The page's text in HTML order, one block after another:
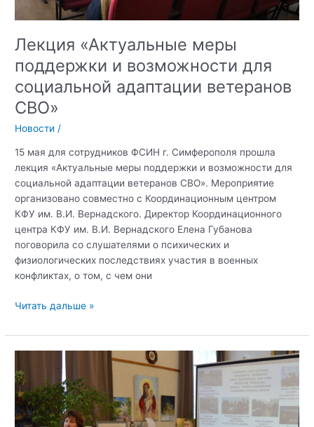
Лекция «Актуальные меры
поддержки и возможности для
социальной адаптации ветеранов
СВО»
Новости /
15 мая для сотрудников ФСИН г. Симферополя прошла
лекция «Актуальные меры поддержки и возможности для
социальной адаптации ветеранов СВО». Мероприятие
организовано совместно с Координационным центром
КФУ им. В.И. Вернадского. Директор Координационного
центра КФУ им. В.И. Вернадского Елена Губанова
поговорила со слушателями о психических и
физиологических последствиях участия в военных
конфликтах, о том, с чем они
Лекция
меры
поддержки
возможности
для
социальной
Читать дальше »